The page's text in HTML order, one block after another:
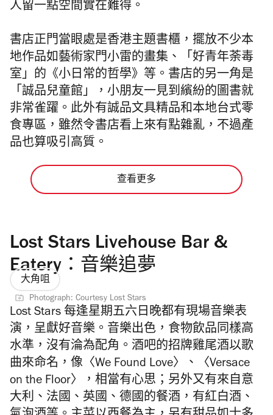
人留一點空間實在難得。
書店正門當眼處是香港主題書櫃，擺放不少本
地作品如藝術家門小雷的畫集、「好青年荼毒
室」的《小日常的哲學》等。書店的另一角是
「誠品兒童館」，小朋友一見到繽紛的圖書就
非常雀躍。此外有誠品文具精品和本地台式零
食專區，雖然令書店看上來有點雜亂，不過產
品也算吸引高質。
查看更多
Lost Stars Livehouse Bar &
Eatery：音樂追夢
大角咀
Photograph: Courtesy Lost Stars
Lost Stars 每逢星期五六日晚都有現場音樂表
演，呈獻好音樂。音樂出色，食物飲品同樣高
水準，沒有淪為配角。酒吧的招牌雞尾酒以歌
曲來命名，像〈We Found Love〉、〈Versace
on the Floor〉，相當有心思；另外又有來自意
大利、法國、英國、德國的餐酒，有紅白酒、